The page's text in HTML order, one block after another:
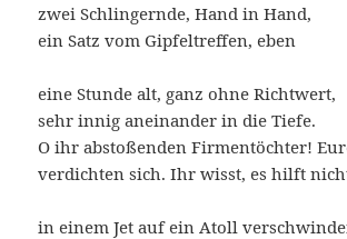
zwei Schlingernde, Hand in Hand,
ein Satz vom Gipfeltreffen, eben
eine Stunde alt, ganz ohne Richtwert,
sehr innig aneinander in die Tiefe.
O ihr abstoßenden Firmentöchter!
verdichten sich. Ihr wisst, es hilft
in einem Jet auf ein Atoll